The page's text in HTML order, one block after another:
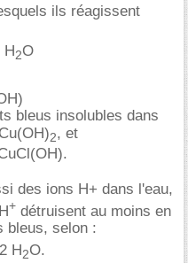
ils réagissent
H2O
bleus insolubles dans
2, et
des ions H+ dans l'eau,
+ détruisent au moins en
bleus, selon :
H2O.